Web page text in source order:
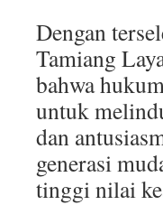
Dengan
Tamiang
bahwa
untuk
dan
generasi
tinggi nilai